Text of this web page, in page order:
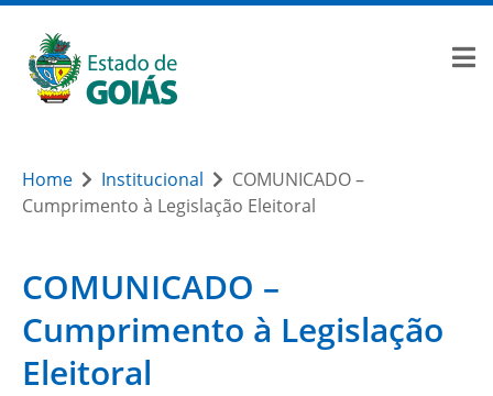
Home Institucional
COMUNICADO –
Cumprimento à Legislação Eleitoral
COMUNICADO –
Cumprimento à Legislação
Eleitoral